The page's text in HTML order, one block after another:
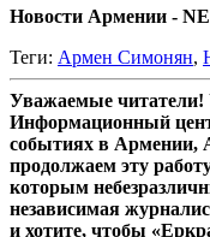
Новости Армении -
Теги: Армен Симонян,
Уважаемые читатели!
Информационный
событиях в Армении,
продолжаем эту
которым
независимая
и хотите, чтобы